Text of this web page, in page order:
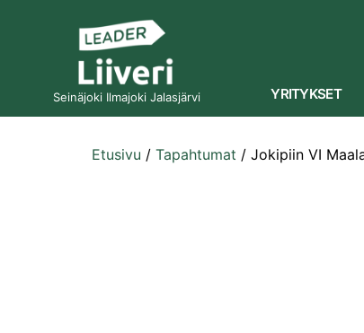
Seinäjoki Ilmajoki Jalasjärvi YRITYKSET
Etusivu / Tapahtumat / Jokipiin VI